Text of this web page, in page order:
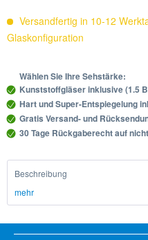
Versandfertig in 10-12
Glaskonfiguration
Wählen Sie Ihre Sehstärke:
Kunststoffgläser inklusive (1.5
Hart und Super-Entspiegelung
Gratis Versand- und
30 Tage Rückgaberecht auf
Beschreibung
mehr